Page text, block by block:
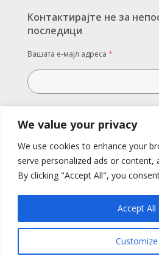
We value your privacy
We use cookies to enhance your
serve personalized ads or content,
By clicking "Accept All", you
Customize
Accept All
Контактирајте не за
последици
Вашата е-мајл адреса *
Испратете